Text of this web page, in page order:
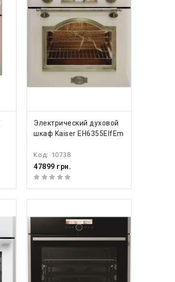
КУПИТЬ
Электрический духовой
шкаф Kaiser EH6355ElfEm
Код: 10738
47899 грн.